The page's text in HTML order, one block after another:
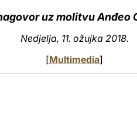
uz molitvu Anđeo
Nedjelja, 11. ožujka 2018.
[Multimedia]